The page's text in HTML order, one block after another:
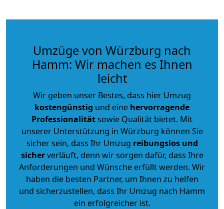
Umzüge von Würzburg nach
Hamm: Wir machen es Ihnen
leicht
Wir geben unser Bestes, dass hier Umzug
kostengünstig und eine hervorragende
Professionalitätsowie Qualität bietet. Mit
unserer Unterstützung in Würzburg können Sie
sicher sein, dass Ihr Umzug reibungslos und
sicherverläuft, denn wir sorgen dafür, dass Ihre
Anforderungen und Wünsche erfüllt werden. Wir
haben die besten Partner, um Ihnen zu helfen
und sicherzustellen, dass Ihr Umzug nach Hamm
ein erfolgreicher ist.